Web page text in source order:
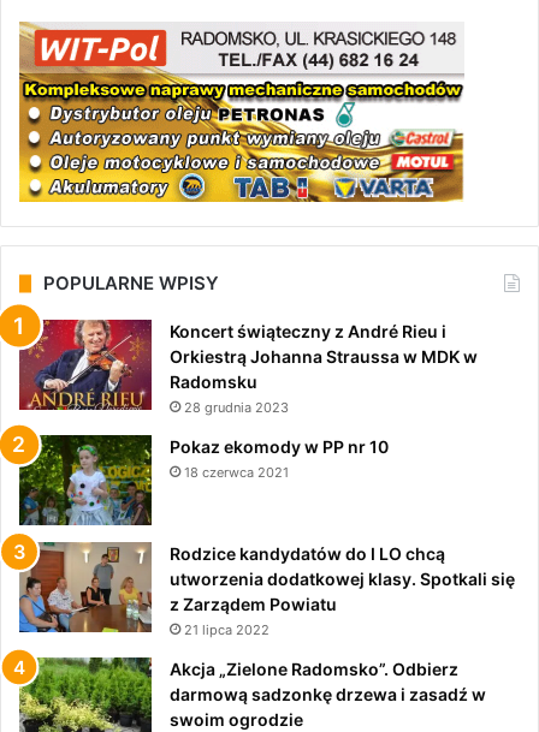
POPULARNE WPISY
Koncert świąteczny z André Rieu i
Orkiestrą Johanna Straussa w MDK w
Radomsku
28 grudnia 2023
Pokaz ekomody w PP nr 10
18 czerwca 2021
Rodzice kandydatów do I LO chcą
utworzenia dodatkowej klasy. Spotkali się
z Zarządem Powiatu
21 lipca 2022
Akcja „Zielone Radomsko”. Odbierz
darmową sadzonkę drzewa i zasadź w
swoim ogrodzie